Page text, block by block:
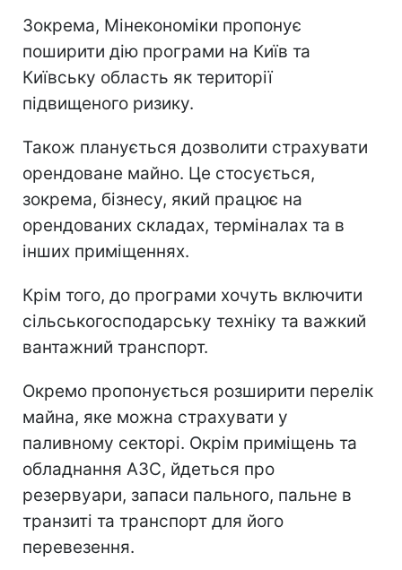
Зокрема, Мінекономіки пропонує
поширити дію програми на Київ та
Київську область як території
підвищеного ризику.
Також планується дозволити страхувати
орендоване майно. Це стосується,
зокрема, бізнесу, який працює на
орендованих складах, терміналах та в
інших приміщеннях.
Крім того, до програми хочуть включити
сільськогосподарську техніку та важкий
вантажний транспорт.
Окремо пропонується розширити перелік
майна, яке можна страхувати у
паливному секторі. Окрім приміщень та
обладнання АЗС, йдеться про
резервуари, запаси пального, пальне в
транзиті та транспорт для його
перевезення.